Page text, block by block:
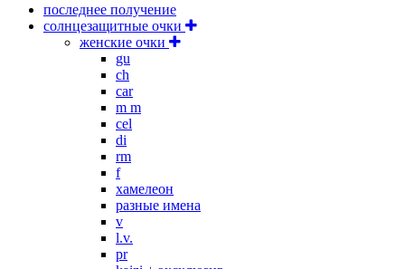
последнее получение
солнцезащитные очки
женские очки
gu
ch
car
m m
cel
di
rm
f
хамелеон
разные имена
v
l.v.
pr